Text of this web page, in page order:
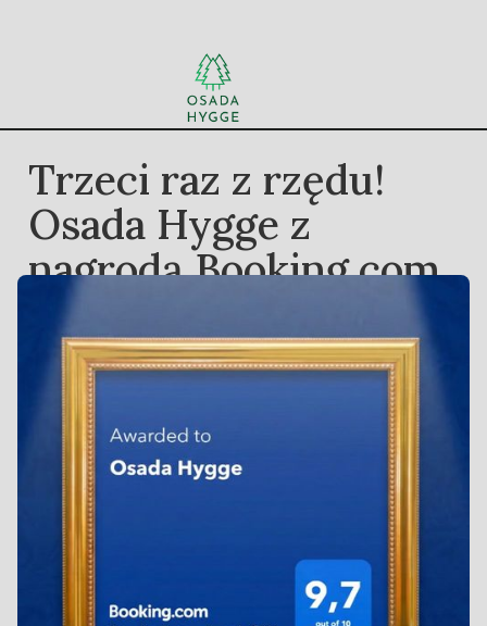
Trzeci raz z rzędu!
Osada Hygge z
nagrodą Booking.com
Traveller Review
Award 2026 🌿
10/11/24